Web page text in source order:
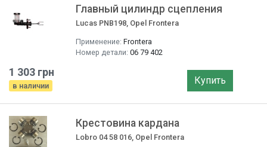
Главный цилиндр сцепления
Lucas PNB198, Opel Frontera
Применение: Frontera
Номер детали: 06 79 402
1 303 грн
в наличии Купить
Крестовина кардана
Lobro 04 58 016, Opel Frontera